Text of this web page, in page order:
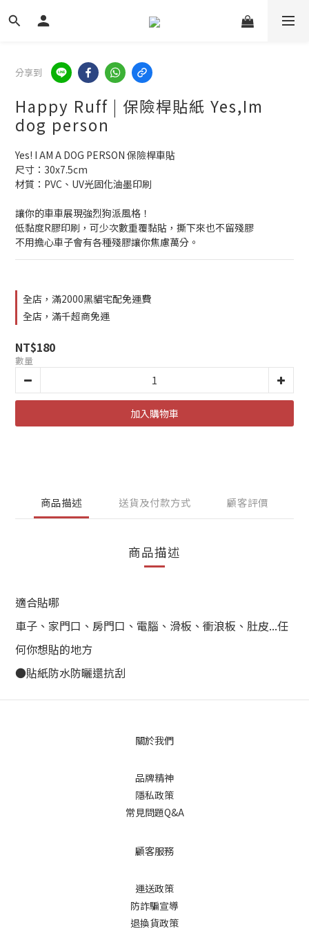
分享到
Happy Ruff | 保險桿貼紙 Yes,Im
dog person
Yes! I AM A DOG PERSON 保險桿車貼
尺寸：30x7.5cm
材質：PVC、UV光固化油墨印刷
讓你的車車展現強烈狗派風格！
低黏度R膠印刷，可少次數重覆黏貼，撕下來也不留殘膠
不用擔心車子會有各種殘膠讓你焦慮萬分。
全店，滿2000黑貓宅配免運費
全店，滿千超商免運
NT$180
數量
加入購物車
商品描述 送貨及付款方式 顧客評價
商品描述
適合貼哪
車子、家門口、房門口、電腦、滑板、衝浪板、肚皮...任
何你想貼的地方
●貼紙防水防曬還抗刮
關於我們
品牌精神
隱私政策
常見問題Q&A
顧客服務
運送政策
防詐騙宣導
退換貨政策